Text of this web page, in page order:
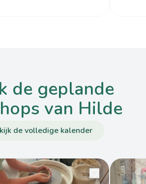
van Hilde
de volledige kalender